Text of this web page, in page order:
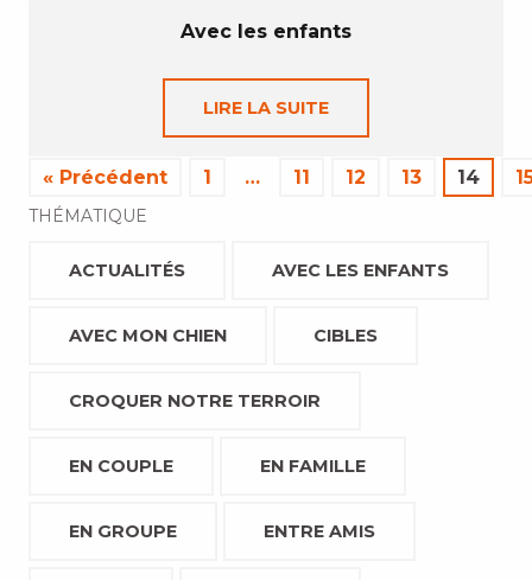
Avec les enfants
LIRE LA SUITE
« Précédent 1 … 11 12 13 14
THÉMATIQUE
ACTUALITÉS AVEC LES ENFANTS
AVEC MON CHIEN CIBLES
CROQUER NOTRE TERROIR
EN COUPLE EN FAMILLE
EN GROUPE ENTRE AMIS